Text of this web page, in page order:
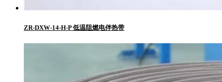
ZR-DXW-14-H-P 低温阻燃电伴热带